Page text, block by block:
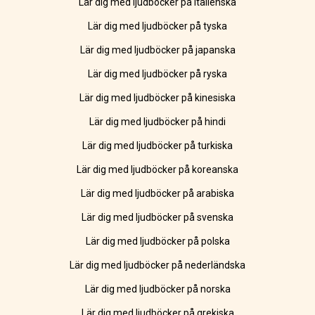
Lär dig med ljudböcker på italienska
Lär dig med ljudböcker på tyska
Lär dig med ljudböcker på japanska
Lär dig med ljudböcker på ryska
Lär dig med ljudböcker på kinesiska
Lär dig med ljudböcker på hindi
Lär dig med ljudböcker på turkiska
Lär dig med ljudböcker på koreanska
Lär dig med ljudböcker på arabiska
Lär dig med ljudböcker på svenska
Lär dig med ljudböcker på polska
Lär dig med ljudböcker på nederländska
Lär dig med ljudböcker på norska